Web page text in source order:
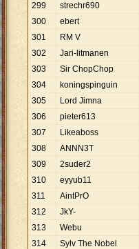
299
strechr690
300
ebert
301
RM V
302
Jari-litmanen
303
Sir ChopChop
304
koningspinguin
305
Lord Jimna
306
pieter613
307
Likeaboss
308
ANNN3T
309
2suder2
310
eyyub11
311
AintPrO
312
JkY-
313
Webu
314
Sylv The Nobel